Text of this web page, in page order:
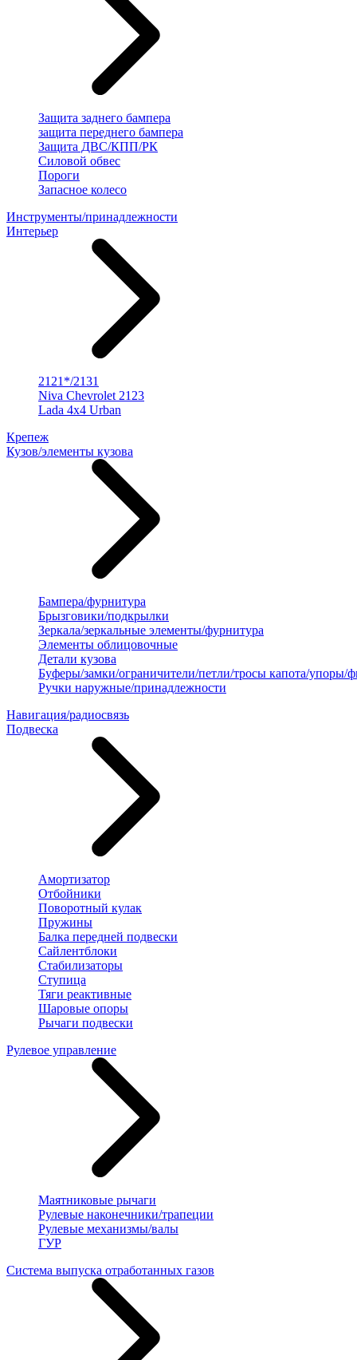
Защита заднего бампера
защита переднего бампера
Защита ДВС/КПП/РК
Силовой обвес
Пороги
Запасное колесо
Инструменты/принадлежности
Интерьер
2121*/2131
Niva Chevrolet 2123
Lada 4x4 Urban
Крепеж
Кузов/элементы кузова
Бампера/фурнитура
Брызговики/подкрылки
Зеркала/зеркальные элементы/фурнитура
Элементы облицовочные
Детали кузова
Буферы/замки/ограничители/петли/тросы капота/упоры/
Ручки наружные/принадлежности
Навигация/радиосвязь
Подвеска
Амортизатор
Отбойники
Поворотный кулак
Пружины
Балка передней подвески
Сайлентблоки
Стабилизаторы
Ступица
Тяги реактивные
Шаровые опоры
Рычаги подвески
Рулевое управление
Маятниковые рычаги
Рулевые наконечники/трапеции
Рулевые механизмы/валы
ГУР
Система выпуска отработанных газов